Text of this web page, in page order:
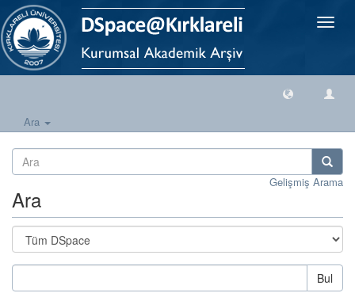
Geçiş
Ara
Gelişmiş Arama
Ara
Bul